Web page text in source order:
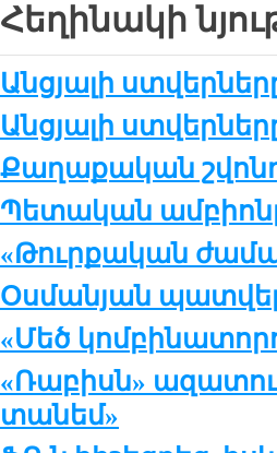
Հեղինակի
Անցյալի
Անցյալի
Քաղաքական
Պետական
«Թուրքական
Օսմանյան
«Մեծ
«Ռաբիսն»
տանեմ»